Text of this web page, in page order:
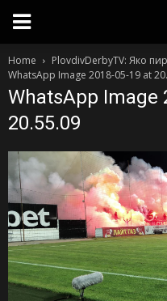
Home
PlovdivDerbyTV: Яко
WhatsApp Image 2018-05-19 at
WhatsApp Image
20.55.09